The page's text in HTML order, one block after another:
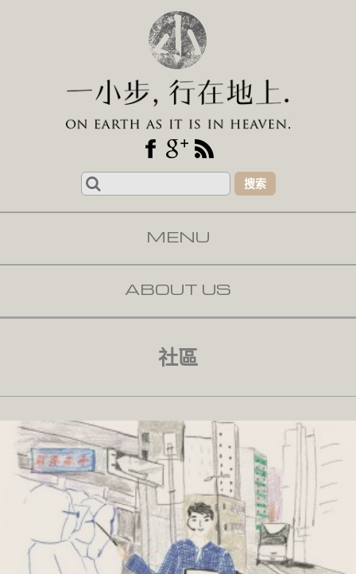
Search
for:
MENU
SKIP TO CONTENT
ABOUT US
社區